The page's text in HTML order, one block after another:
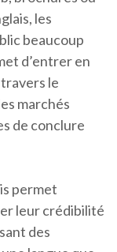
les
beaucoup
d’entrer en
le
marchés
de conclure
permet
leur crédibilité
des